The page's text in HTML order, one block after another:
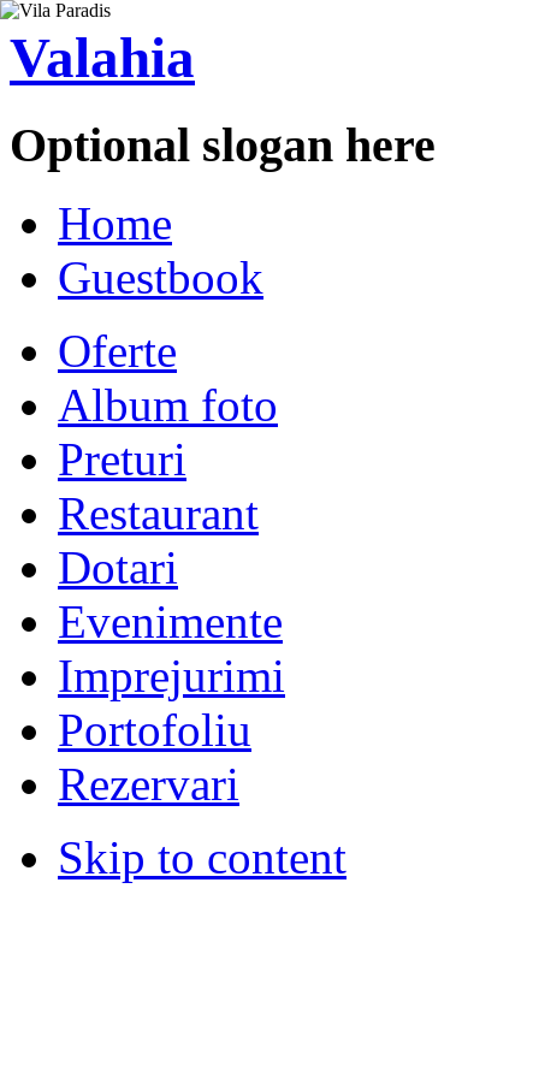
Valahia
Optional slogan here
Home
Guestbook
Oferte
Album foto
Preturi
Restaurant
Dotari
Evenimente
Imprejurimi
Portofoliu
Rezervari
Skip to content